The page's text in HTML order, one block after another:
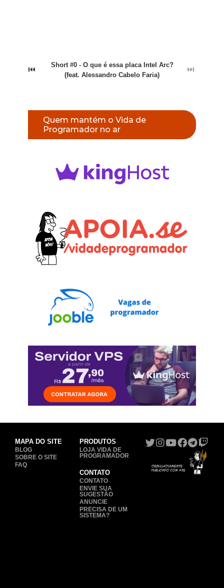
⏮
Short #0 - O que é essa placa Intel Arc?
(feat. Alessandro Cabelo Faria)
⏭
Quem mantém o Vida de
Programador no ar
MAPA DO SITE
BLOG
SOBRE O SITE
FAQ
PRODUTOS
LOJA VIDA DE
PROGRAMADOR
CONTATO
CONTATO
ENVIE SUA
SUGESTÃO
ANUNCIE
PRECISA DE UM
SISTEMA?